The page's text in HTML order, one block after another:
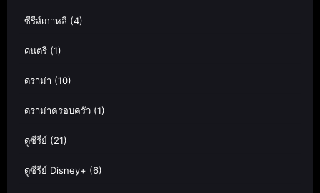
ซีรีส์เกาหลี (4)
ดนตรี (1)
ดราม่า (10)
ดราม่าครอบครัว (1)
ดูซีรี่ย์ (21)
ดูซีรีย์ Disney+ (6)